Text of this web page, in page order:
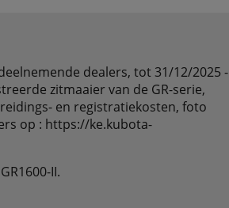
dealers, tot 31/12/2025 -
zitmaaier van de GR-serie,
en registratiekosten, foto
op : https://ke.kubota-
II.